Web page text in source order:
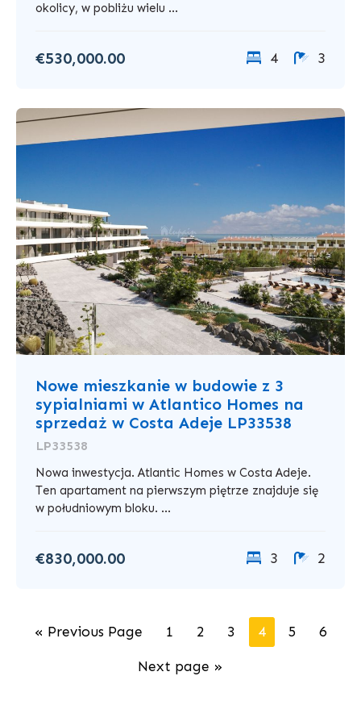
okolicy, w pobliżu wielu ...
€530,000.00 4 3
Nowe mieszkanie w budowie z 3
sypialniami w Atlantico Homes na
sprzedaż w Costa Adeje LP33538
LP33538
Nowa inwestycja. Atlantic Homes w Costa Adeje.
Ten apartament na pierwszym piętrze znajduje się
w południowym bloku. ...
€830,000.00 3 2
« Previous Page 1 2 3 4 5
6
Next page »